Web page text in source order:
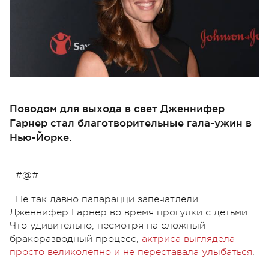
Поводом для выхода в свет Дженнифер
Гарнер стал благотворительные гала-ужин в
Нью-Йорке.
#@#
Не так давно папарацци запечатлели
Дженнифер Гарнер во время прогулки с детьми.
Что удивительно, несмотря на сложный
бракоразводный процесс, актриса выглядела
просто великолепно и не переставала улыбаться.